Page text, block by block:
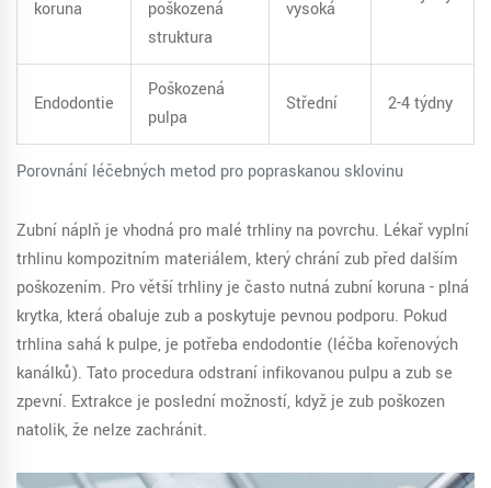
Porovnání léčebných metod pro popraskanou sklovinu
koruna
poškozená
struktura
vysoká
Endodontie
Poškozená
pulpa
Střední 2-4 týdny
Zubní náplň je vhodná pro malé trhliny na povrchu. Lékař vyplní
trhlinu kompozitním materiálem, který chrání zub před dalším
poškozením. Pro větší trhliny je často nutná zubní koruna - plná
krytka, která obaluje zub a poskytuje pevnou podporu. Pokud
trhlina sahá k pulpe, je potřeba endodontie (léčba kořenových
kanálků). Tato procedura odstraní infikovanou pulpu a zub se
zpevní. Extrakce je poslední možností, když je zub poškozen
natolik, že nelze zachránit.